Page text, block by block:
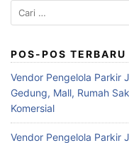
Cari
untuk:
POS-POS TERBARU
Vendor Pengelola Parkir
Gedung, Mall, Rumah
Komersial
Vendor Pengelola Parkir